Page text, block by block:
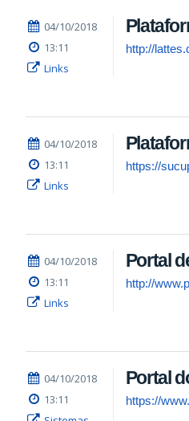
04/10/2018
13:11
Links
http://
04/10/2018
13:11
Links
https://
04/10/2018
13:11
Links
Portal
http://
04/10/2018
13:11
Portal
https://